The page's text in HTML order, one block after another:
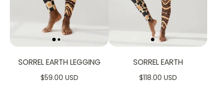
SORREL EARTH LEGGING
$59.00 USD
SORREL EARTH
$118.00 USD